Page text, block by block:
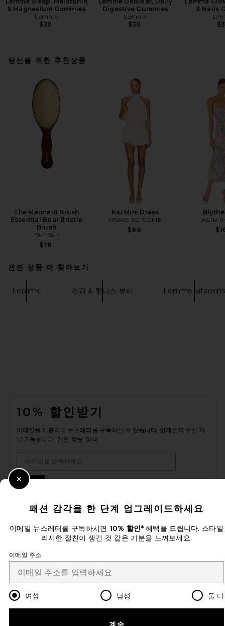
& Magnesium Gummies
Lemme
$30
Digestive Gummies
Lemme
$30
& Nails
당신을 위한 추천상품
The Mermaid Brush
Essential Boar Bristle
Brush
Bur Bur
$78
Kai Mini Dress
MORE TO COME
$88
ASTR
관련 상품 더 찾아보기
Lemme 건강 & 웰니스 뷰티 Lemme vitamins
10% 할인받기
이메일을 제출하여 뉴스레터를 구독하실 수 있습니다. 언제든지 수신 거
부 가능합니다. 개인 정보 정책
Change Country Regions
ko USD
개선에 도움을 주세요!
고객센터
패션 감각을 한 단계 업그레이드하세요
이메일 뉴스레터를 구독하시면 10% 할인*혜택을 드립니다. 스타일
리시한 절친이 생긴 것 같은 기분을 느껴보세요.
이메일 주소
여성 남성 둘 다
Close Modal